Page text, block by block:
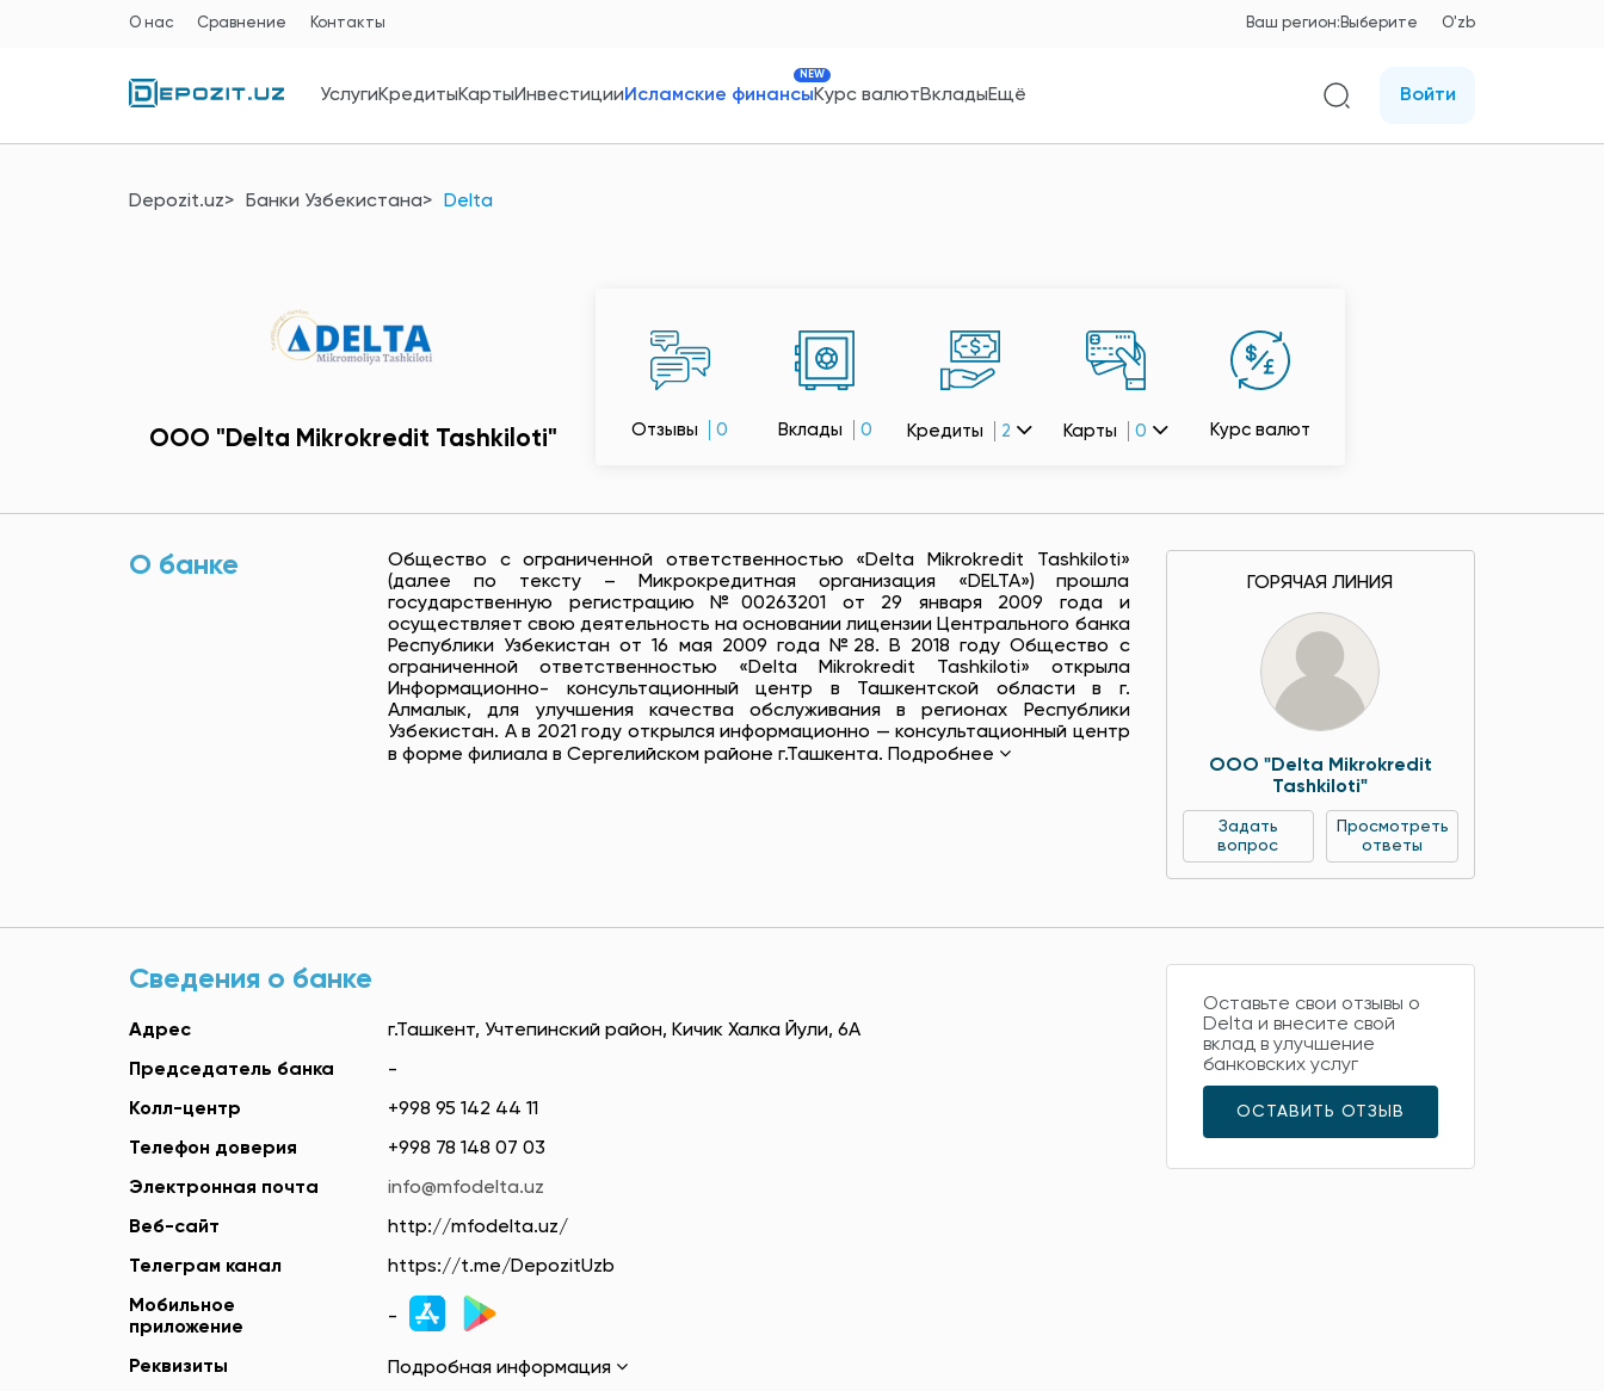
О нас Сравнение Контакты Ваш регион: Выберите O'zb
УслугиКредитыКартыИнвестицииИсламские финансы
NEW
Курс валютВкладыЕщё Войти
Depozit.uz Банки Узбекистана Delta
ООО "Delta Mikrokredit Tashkiloti" Отзывы 0 Вклады 0 Кредиты 2 Карты 0 Курс валют
О банке
Общество с ограниченной ответственностью «Delta Mikrokredit Tashkiloti»
(далее по тексту – Микрокредитная организация «DELTA») прошла
государственную регистрацию №00263201 от 29 января 2009 года и
осуществляет свою деятельность на основании лицензии Центрального банка
Республики Узбекистан от 16 мая 2009 года №28. В 2018 году Общество с
ограниченной ответственностью «Delta Mikrokredit Tashkiloti» открыла
Информационно- консультационный центр в Ташкентской области в г.
Алмалык, для улучшения качества обслуживания в регионах Республики
Узбекистан. А в 2021 году открылся информационно — консультационный центр
в форме филиала в Сергелийском районе г.Ташкента. Подробнее
ГОРЯЧАЯ ЛИНИЯ
ООО "Delta Mikrokredit
Tashkiloti"
Задать
вопрос
Просмотреть
ответы
Сведения о банке
Адрес г.Ташкент, Учтепинский район, Кичик Халка Йули, 6А
Председатель банка -
Колл-центр +998 95 142 44 11
Телефон доверия +998 78 148 07 03
Электронная почта info@mfodelta.uz
Веб-сайт http://mfodelta.uz/
Телеграм канал https://t.me/DepozitUzb
Мобильное
приложение
-
Реквизиты Подробная информация
Оставьте свои отзывы о
Delta и внесите свой
вклад в улучшение
банковских услуг
ОСТАВИТЬ ОТЗЫВ